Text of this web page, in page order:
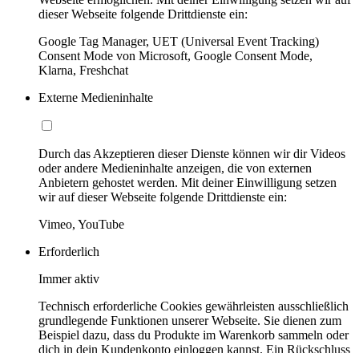
dieser Webseite folgende Drittdienste ein:
Google Tag Manager, UET (Universal Event Tracking)
Consent Mode von Microsoft, Google Consent Mode,
Klarna, Freshchat
Externe Medieninhalte
Durch das Akzeptieren dieser Dienste können wir dir Videos
oder andere Medieninhalte anzeigen, die von externen
Anbietern gehostet werden. Mit deiner Einwilligung setzen
wir auf dieser Webseite folgende Drittdienste ein:
Vimeo, YouTube
Erforderlich
Immer aktiv
Technisch erforderliche Cookies gewährleisten ausschließlich
grundlegende Funktionen unserer Webseite. Sie dienen zum
Beispiel dazu, dass du Produkte im Warenkorb sammeln oder
dich in dein Kundenkonto einloggen kannst. Ein Rückschluss